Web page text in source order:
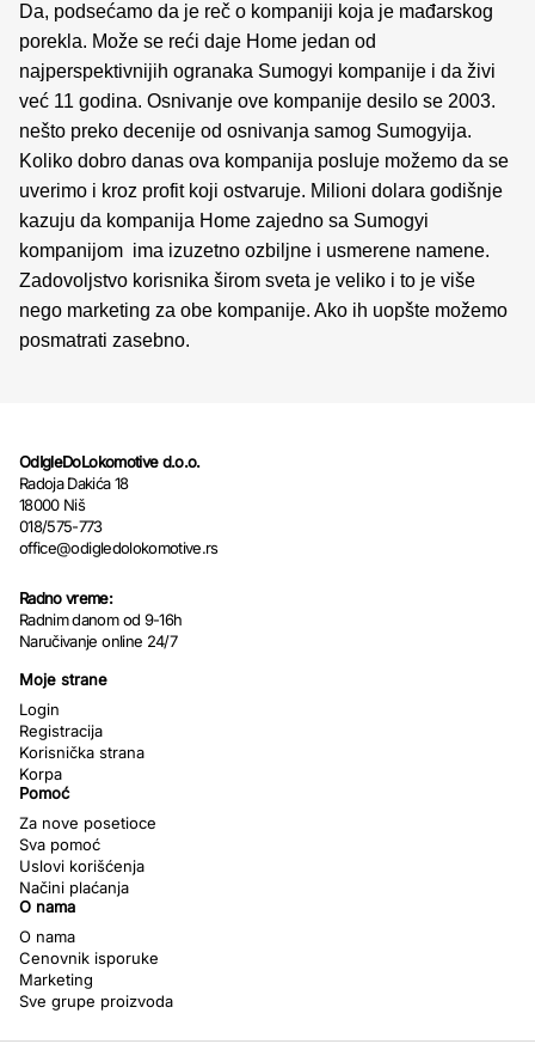
Da, podsećamo da je reč o kompaniji koja je mađarskog
porekla. Može se reći daje Home jedan od
najperspektivnijih ogranaka Sumogyi kompanije i da živi
već 11 godina. Osnivanje ove kompanije desilo se 2003.
nešto preko decenije od osnivanja samog Sumogyija.
Koliko dobro danas ova kompanija posluje možemo da se
uverimo i kroz profit koji ostvaruje. Milioni dolara godišnje
kazuju da kompanija Home zajedno sa Sumogyi
kompanijom ima izuzetno ozbiljne i usmerene namene.
Zadovoljstvo korisnika širom sveta je veliko i to je više
nego marketing za obe kompanije. Ako ih uopšte možemo
posmatrati zasebno.
OdIgleDoLokomotive d.o.o.
Radoja Dakića 18
18000 Niš
018/575-773
office@odigledolokomotive.rs
Radno vreme:
Radnim danom od 9-16h
Naručivanje online 24/7
Moje strane
Login
Registracija
Korisnička strana
Korpa
Pomoć
Za nove posetioce
Sva pomoć
Uslovi korišćenja
Načini plaćanja
O nama
O nama
Cenovnik isporuke
Marketing
Sve grupe proizvoda